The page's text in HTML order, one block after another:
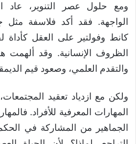
ومع حلول عصر التنوير، عاد
الواجهة. فقد أكد فلاسفة مثل
كانط وفولتير على العقل كأداة
الظروف الإنسانية. وقد ألهمت
والتقدم العلمي، وصعود قيم
ولكن مع ازدياد تعقيد
المهارات المعرفية للأفراد.
الجماهير من المشاركة في